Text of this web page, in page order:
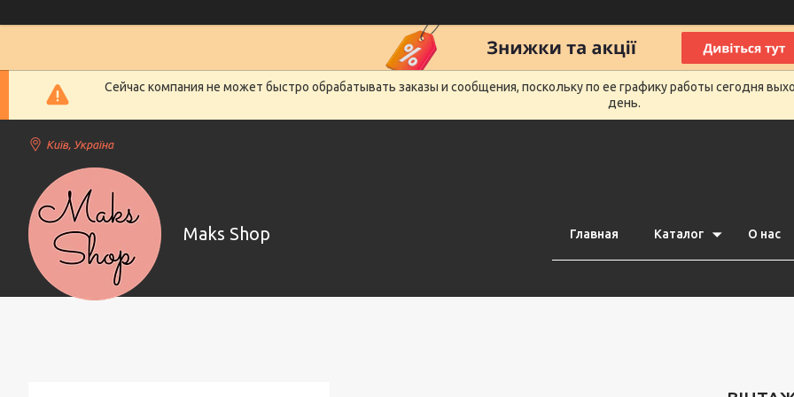
Сейчас компания не может быстро обрабатывать заказы и сообщения, поскольку по ее графику работы сегодня
день.
Київ, Україна
Maks Shop Главная Каталог О нас